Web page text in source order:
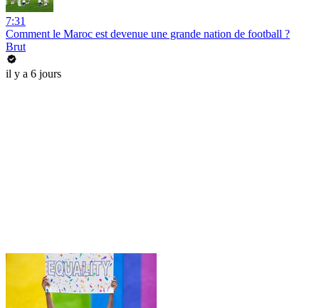
7:31
Comment le Maroc est devenue une grande nation de football ?
Brut
il y a 6 jours